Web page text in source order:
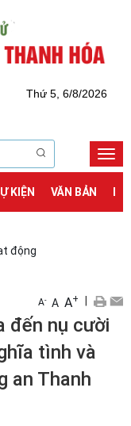
Thứ 5, 6/8/2026
KIỆN VĂN BẢN
động
A- A A+
đến nụ cười
tình và
an Thanh